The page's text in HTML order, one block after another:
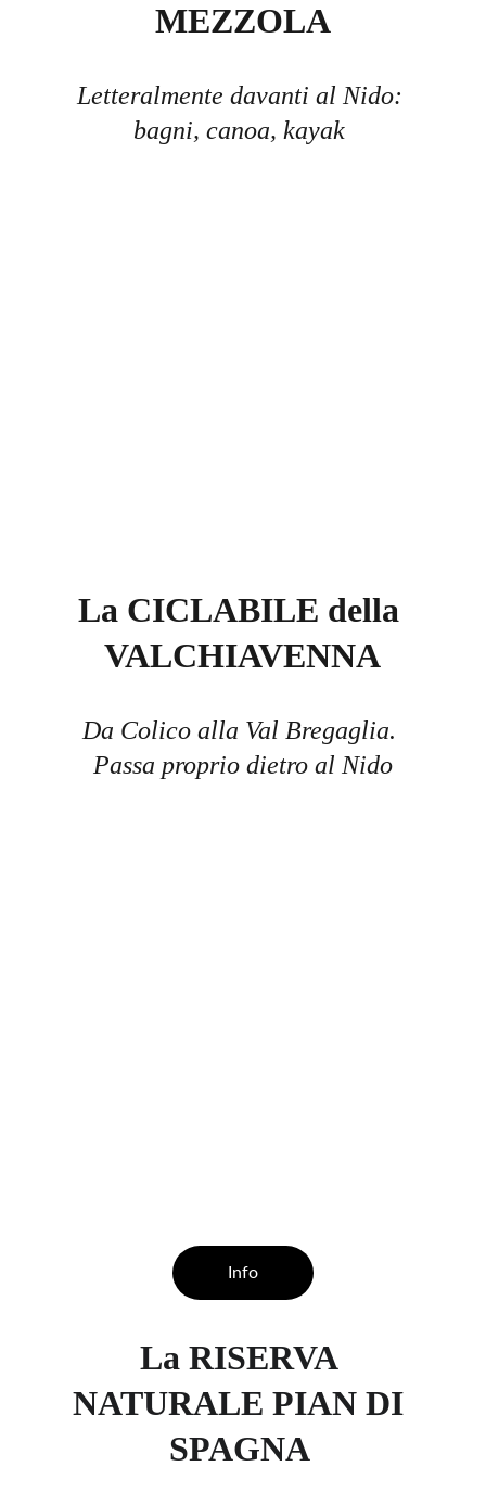
La RISERVA
NATURALE PIAN DI
SPAGNA
MEZZOLA
Letteralmente davanti al Nido:
bagni, canoa, kayak
La CICLABILE della
VALCHIAVENNA
Da Colico alla Val Bregaglia.
Passa proprio dietro al Nido
Info